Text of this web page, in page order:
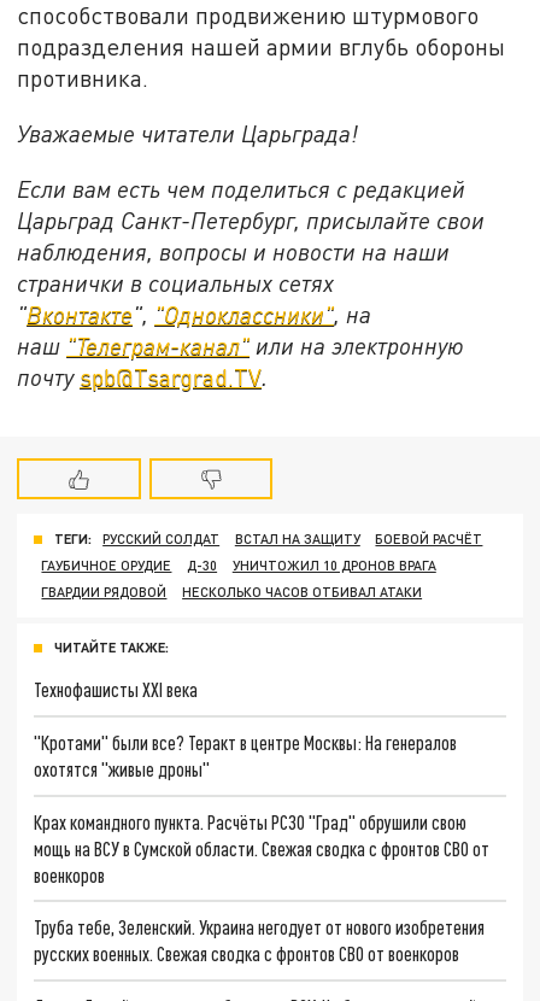
способствовали продвижению штурмового
подразделения нашей армии вглубь обороны
противника.
Уважаемые читатели Царьграда!
Если вам есть чем поделиться с редакцией
Царьград Санкт-Петербург, присылайте свои
наблюдения, вопросы и новости на наши
странички в социальных сетях
"Вконтакте", "Одноклассники", на
наш "Телеграм-канал" или на электронную
почту spb@Tsargrad.TV.
ТЕГИ: РУССКИЙ СОЛДАТ ВСТАЛ НА ЗАЩИТУ
БОЕВОЙ РАСЧЁТ
ГАУБИЧНОЕ ОРУДИЕ
Д-30
УНИЧТОЖИЛ 10 ДРОНОВ ВРАГА
ГВАРДИИ РЯДОВОЙ
НЕСКОЛЬКО ЧАСОВ ОТБИВАЛ АТАКИ
ЧИТАЙТЕ ТАКЖЕ:
Технофашисты XXI века
"Кротами" были все? Теракт в центре Москвы: На генералов
охотятся "живые дроны"
Крах командного пункта. Расчёты РСЗО "Град" обрушили свою
мощь на ВСУ в Сумской области. Свежая сводка с фронтов СВО от
военкоров
Труба тебе, Зеленский. Украина негодует от нового изобретения
русских военных. Свежая сводка с фронтов СВО от военкоров